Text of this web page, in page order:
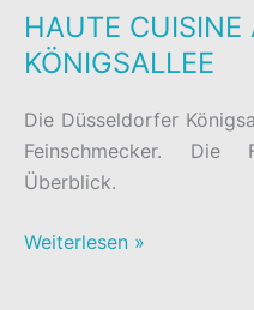
HAUTE CUISINE
KÖNIGSALLEE
Die Düsseldorfer
Feinschmecker. Die
Überblick.
HAUTE
Weiterlesen »